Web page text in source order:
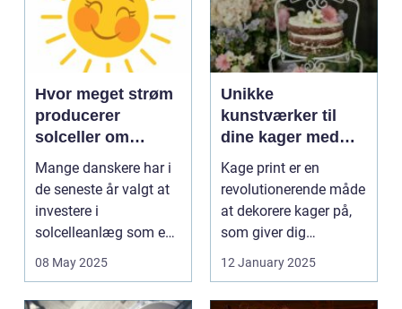
Hvor meget strøm
producerer
solceller om
vinteren?
Mange danskere har i
de seneste år valgt at
investere i
solcelleanlæg som en
08 May 2025
Unikke
kunstværker til
dine kager med
kage print
Kage print er en
revolutionerende måde
at dekorere kager på,
som giver dig
12 January 2025